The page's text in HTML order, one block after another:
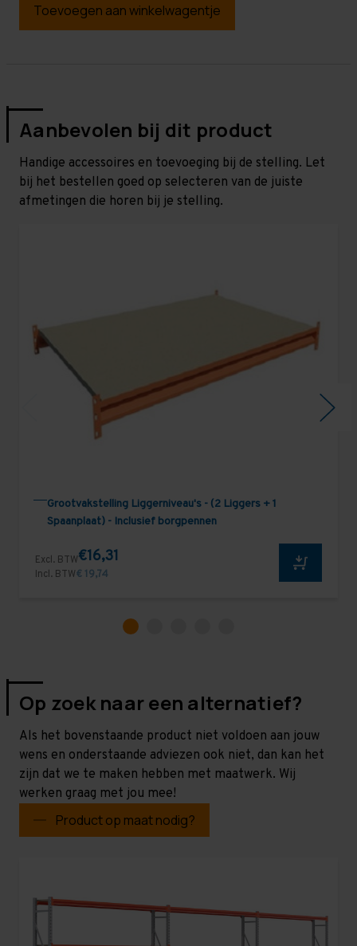
Toevoegen aan winkelwagentje
Aanbevolen bij dit product
Handige accessoires en toevoeging bij de stelling. Let
bij het bestellen goed op selecteren van de juiste
afmetingen die horen bij je stelling.
Grootvakstelling Liggerniveau's - (2 Liggers + 1
Spaanplaat) - Inclusief borgpennen
Excl. BTW€16,31
Incl. BTW€ 19,74
Op zoek naar een alternatief?
Als het bovenstaande product niet voldoen aan jouw
wens en onderstaande adviezen ook niet, dan kan het
zijn dat we te maken hebben met maatwerk. Wij
werken graag met jou mee!
Product op maat nodig?